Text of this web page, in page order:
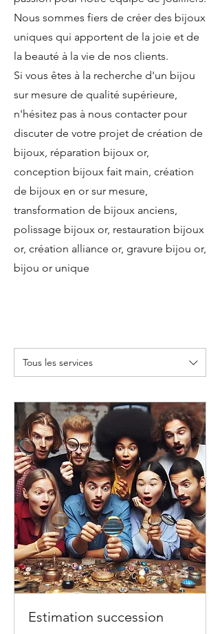
Nous sommes fiers de créer des bijoux
uniques qui apportent de la joie et de
la beauté à la vie de nos clients.
Si vous êtes à la recherche d'un bijou
sur mesure de qualité supérieure,
n'hésitez pas à nous contacter pour
discuter de votre projet de création de
bijoux, réparation bijoux or,
conception bijoux fait main, création
de bijoux en or sur mesure,
transformation de bijoux anciens,
polissage bijoux or, restauration bijoux
or, création alliance or, gravure bijou or,
bijou or unique
Tous les services
Estimation succession